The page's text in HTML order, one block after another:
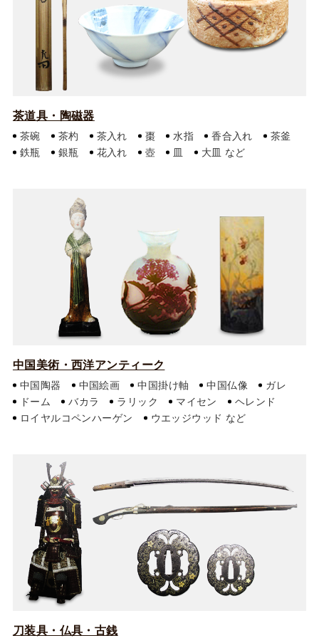
茶道具・陶磁器
茶碗 茶杓 茶入れ 棗 水指 香合入れ
茶釜
鉄瓶
銀瓶 花入れ 壺 皿 大皿
中国美術・西洋アンティーク
中国陶器 中国絵画 中国掛け軸 中国仏像
ガレ
ドーム
バカラ ラリック マイセン
ヘレンド
ロイヤルコペンハーゲン
ウエッジウッド
刀装具・仏具・古銭